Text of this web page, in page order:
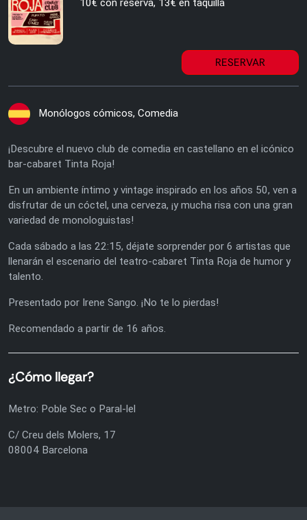
10€ con reserva, 13€ en taquilla
RESERVAR
Monólogos cómicos, Comedia
¡Descubre el nuevo club de comedia en castellano en el icónico
bar-cabaret Tinta Roja!
En un ambiente íntimo y vintage inspirado en los años 50, ven a
disfrutar de un cóctel, una cerveza, ¡y mucha risa con una gran
variedad de monologuistas!
Cada sábado a las 22:15, déjate sorprender por 6 artistas que
llenarán el escenario del teatro-cabaret Tinta Roja de humor y
talento.
Presentado por Irene Sango. ¡No te lo pierdas!
Recomendado a partir de 16 años.
¿Cómo llegar?
Metro: Poble Sec o Paral-lel
C/ Creu dels Molers, 17
08004 Barcelona